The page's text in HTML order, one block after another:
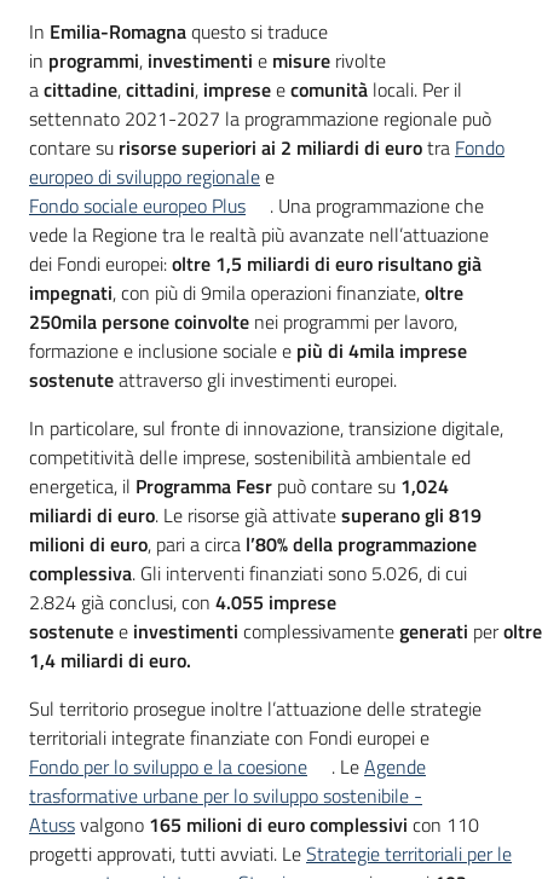
In Emilia-Romagnaquesto si traduce
in programmi, investimenti e misure rivolte
acittadine,cittadini, impreseecomunità locali. Per il
settennato 2021-2027 la programmazione regionale può
contare su risorse superiori ai 2 miliardi di eurotra Fondo
europeo di sviluppo regionalee
Fondo sociale europeo Plus
. Una programmazione che
vede la Regione tra le realtà più avanzate nell’attuazione
dei Fondi europei:oltre 1,5 miliardi di euro risultano già
impegnati, con più di 9mila operazioni finanziate,oltre
250mila persone coinvolte nei programmi per lavoro,
formazione e inclusione sociale e più di 4mila imprese
sostenuteattraverso gli investimenti europei.
In particolare, sul fronte di innovazione, transizione digitale,
competitività delle imprese, sostenibilità ambientale ed
energetica, il Programma Fesr può contare su 1,024
miliardi di euro. Le risorse già attivatesuperano gli 819
milioni di euro, pari a circa l’80% della programmazione
complessiva. Gli interventi finanziati sono 5.026, di cui
2.824 già conclusi, con 4.055 imprese
sostenutee investimenti complessivamentegenerati peroltre
1,4 miliardi di euro.
Sul territorio prosegue inoltre l’attuazione delle strategie
territoriali integrate finanziate con Fondi europei e
Fondo per lo sviluppo e la coesione
. LeAgende
trasformative urbane per lo sviluppo sostenibile -
Atussvalgono 165 milioni di euro complessivi con 110
progetti approvati, tutti avviati. LeStrategie territoriali per le